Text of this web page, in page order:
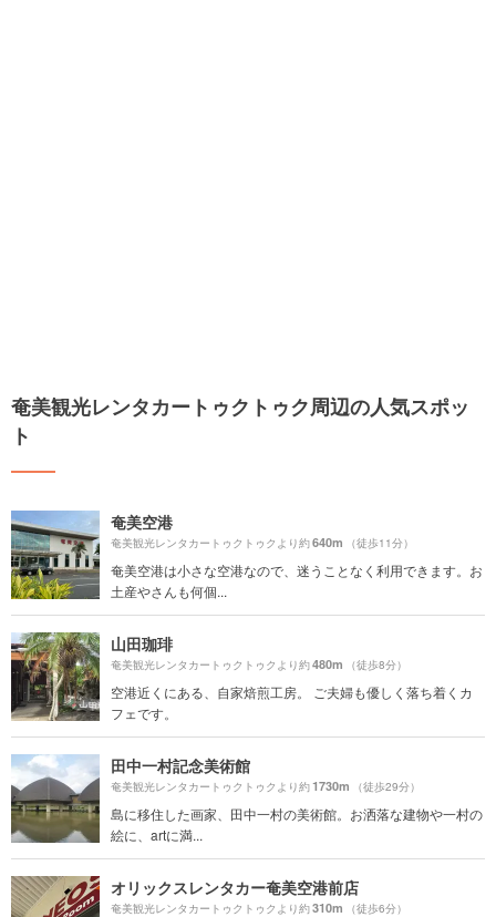
奄美観光レンタカートゥクトゥク周辺の人気スポッ
ト
奄美空港
奄美観光レンタカートゥクトゥクより約640m （徒歩11分）
奄美空港は小さな空港なので、迷うことなく利用できます。お
土産やさんも何個...
山田珈琲
奄美観光レンタカートゥクトゥクより約480m （徒歩8分）
空港近くにある、自家焙煎工房。 ご夫婦も優しく落ち着くカ
フェです。
田中一村記念美術館
奄美観光レンタカートゥクトゥクより約1730m （徒歩29分）
島に移住した画家、田中一村の美術館。お洒落な建物や一村の
絵に、artに満...
オリックスレンタカー奄美空港前店
奄美観光レンタカートゥクトゥクより約310m （徒歩6分）